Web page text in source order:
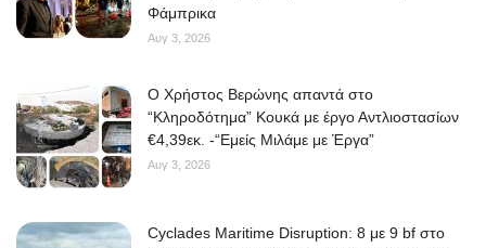
Φάμπρικα
Αυγ 3, 2026
O Χρήστος Βερώνης απαντά στο
“Κληροδότημα” Κουκά με έργο Αντλιοστασίων
€4,39εκ. -“Εμείς Μιλάμε με Έργα”
Αυγ 3, 2026
Cyclades Maritime Disruption: 8 με 9 bf στο